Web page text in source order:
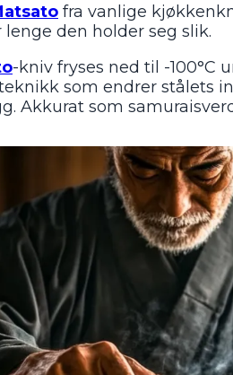
fra vanlige
lenge den holder seg slik.
-kniv fryses ned til -100°C
som endrer stålets
Akkurat som